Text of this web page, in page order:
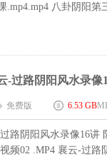
.mp4.mp4 八卦阴阳第
-过路阴阳风水录
免费版 6.53 GB
过路阴阳风水录像16
频02 .MP4 襄云-过